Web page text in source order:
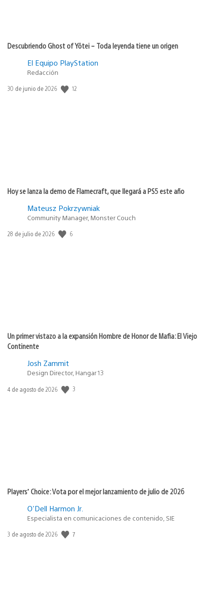
Descubriendo Ghost of Yōtei – Toda leyenda tiene un origen
El Equipo PlayStation
Redacción
Fecha
30 de junio de 2026 12
Hoy se lanza la demo de Flamecraft, que llegará a PS5 este año
Mateusz Pokrzywniak
Community Manager, Monster Couch
Fecha
28 de julio de 2026 6
Un primer vistazo a la expansión Hombre de Honor de Mafia: El Viejo
Continente
Josh Zammit
Design Director, Hangar 13
Fecha
4 de agosto de 2026 3
Players’ Choice: Vota por el mejor lanzamiento de julio de 2026
O'Dell Harmon Jr.
Especialista en comunicaciones de contenido, SIE
Fecha
3 de agosto de 2026 7